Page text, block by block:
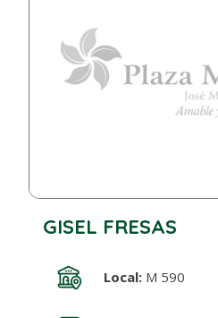
GISEL FRESAS
Local:M 590